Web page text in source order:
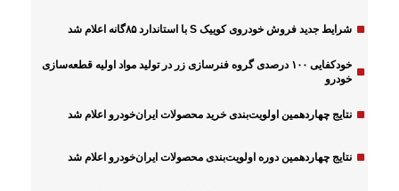
شرایط جدید فروش خودروی کوییک S با استاندارد ۸۵گانه اعلام شد
خودکفایی ۱۰۰ درصدی گروه فنرسازی زر در تولید مواد اولیه قطعه‌سازی
خودرو
نتایج چهاردهمین اولویت‌بندی خرید محصولات ایران‌خودرو اعلام شد
نتایج چهاردهمین دوره اولویت‌بندی محصولات ایران‌خودرو اعلام شد